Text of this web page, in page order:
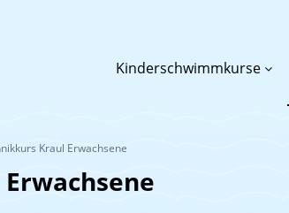
Kinderschwimmkurse
Kraul Erwachsene